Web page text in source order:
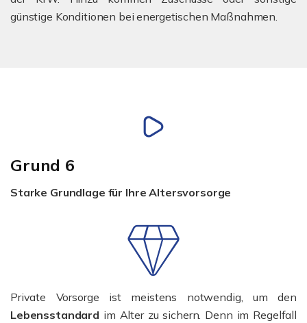
günstige Konditionen bei energetischen Maßnahmen.
Grund 6
Starke Grundlage für Ihre Altersvorsorge
Private Vorsorge ist meistens notwendig, um den
Lebensstandard im Alter zu sichern. Denn im Regelfall